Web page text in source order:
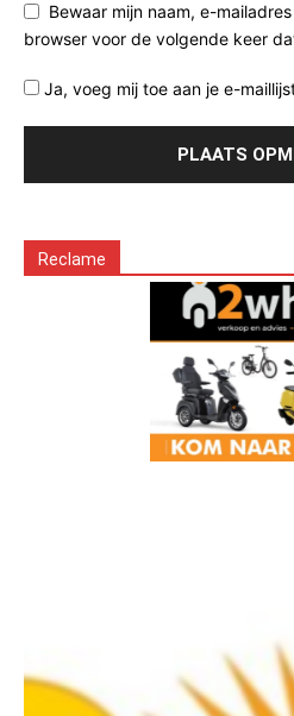
Bewaar mijn naam, e-
browser voor de volgende keer
Ja, voeg mij toe aan je e-
Reclame